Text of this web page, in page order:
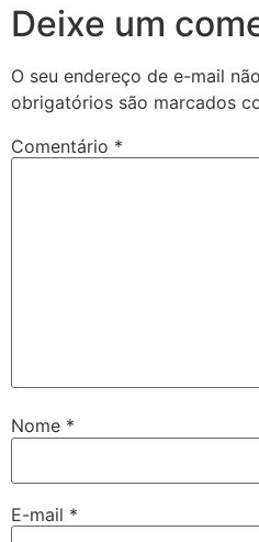
Deixe um
O seu endereço de e-mail
obrigatórios são marcados
Comentário *
Nome *
E-mail *